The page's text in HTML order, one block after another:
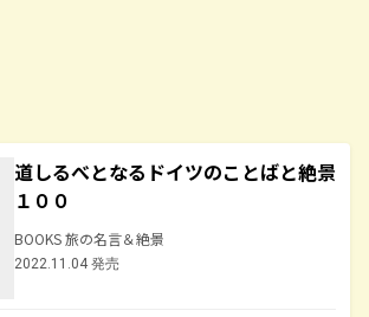
道しるべとなるドイツのことばと絶景
１００
BOOKS 旅の名言＆絶景
2022.11.04 発売